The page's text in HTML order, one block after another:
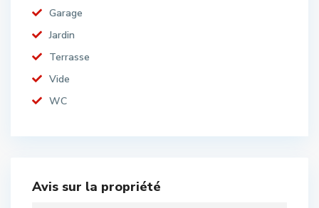
Garage
Jardin
Terrasse
Vide
WC
Avis sur la propriété